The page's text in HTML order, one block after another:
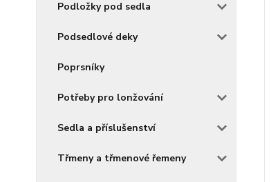
Podložky pod sedla
Podsedlové deky
Poprsníky
Potřeby pro lonžování
Sedla a příslušenství
Třmeny a třmenové řemeny